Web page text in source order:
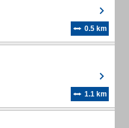
0.5 km
1.1 km